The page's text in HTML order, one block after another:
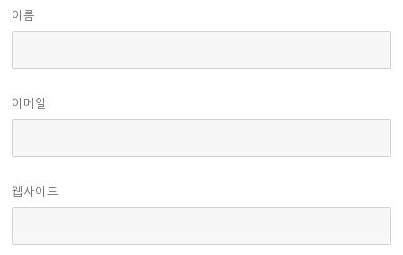
이름
이메일
웹사이트